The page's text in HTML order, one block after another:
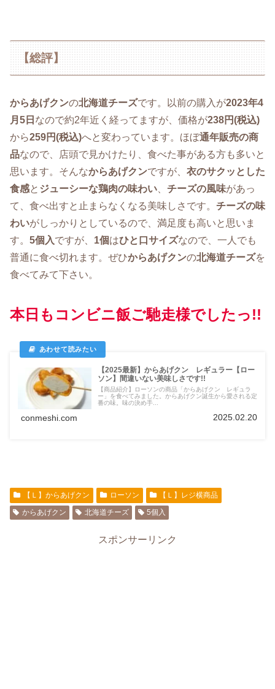
【総評】
からあげクンの北海道チーズです。以前の購入が2023年4
月5日 なので約2年近く経ってますが、価格が238円(税込)
から259円(税込)へと変わっています。ほぼ通年販売の商
品なので、店頭で見かけたり、食べた事がある方も多いと
思います。そんなからあげクンですが、 衣のサクッとした
食感と ジューシーな鶏肉の味わい チーズの風味があっ
て、食べ出すと止まらなくなる美味しさです。 チーズの味
わいがしっかりとしているので、満足度も高いと思いま
す。 5個入ですが、 1個はひと口サイズなので、一人でも
普通に食べ切れます。ぜひからあげクンの北海道チーズを
食べてみて下さい。
本日もコンビニ飯ご馳走様でしたっ!!
【2025最新】からあげクン レギュラー【ロー
ソン】間違いない美味しさです!!
【商品紹介】ローソンの商品「からあげクン レギュラ
ー」を食べてみました。からあげクン誕生から愛される定
番の味。味の決め手...
conmeshi.com 2025.02.20
【Ｌ】からあげクン ローソン
【Ｌ】レジ横商品
からあげクン
北海道チーズ 5個入
スポンサーリンク